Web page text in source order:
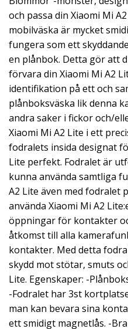
och passa din Xiaomi Mi
mobilväska är mycket
fungera som ett
en plånbok. Detta gör att
förvara din Xiaomi Mi A2
identifikation på ett och
plånboksväska lik denna
andra saker i fickor och/
Xiaomi Mi A2 Lite i ett
fodralets insida designat
Lite perfekt. Fodralet är
kunna använda samtliga
A2 Lite även med fodralet
använda Xiaomi Mi A2
öppningar för kontakter
åtkomst till alla
kontakter. Med detta
skydd mot stötar, smuts
Lite. Egenskaper: -
-Fodralet har 3st
man kan bevara sina
ett smidigt magnetlås. -